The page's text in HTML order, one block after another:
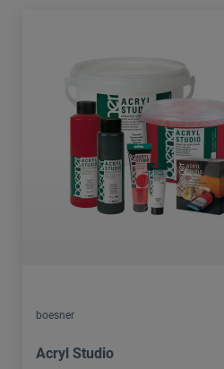
boesner
Acryl Studio